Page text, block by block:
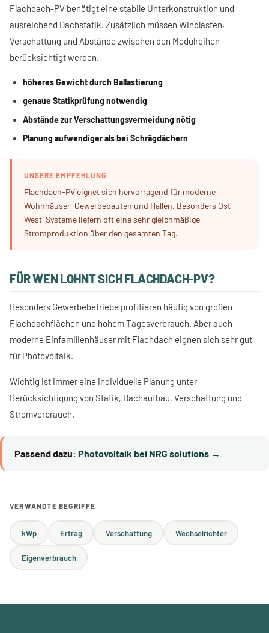
Flachdach-PV benötigt eine stabile Unterkonstruktion und
ausreichend Dachstatik. Zusätzlich müssen Windlasten,
Verschattung und Abstände zwischen den Modulreihen
berücksichtigt werden.
höheres Gewicht durch Ballastierung
genaue Statikprüfung notwendig
Abstände zur Verschattungsvermeidung nötig
Planung aufwendiger als bei Schrägdächern
UNSERE EMPFEHLUNG
Flachdach-PV eignet sich hervorragend für moderne
Wohnhäuser, Gewerbebauten und Hallen. Besonders Ost-
West-Systeme liefern oft eine sehr gleichmäßige
Stromproduktion über den gesamten Tag.
FÜR WEN LOHNT SICH FLACHDACH-PV?
Besonders Gewerbebetriebe profitieren häufig von großen
Flachdachflächen und hohem Tagesverbrauch. Aber auch
moderne Einfamilienhäuser mit Flachdach eignen sich sehr gut
für Photovoltaik.
Wichtig ist immer eine individuelle Planung unter
Berücksichtigung von Statik, Dachaufbau, Verschattung und
Stromverbrauch.
Passend dazu: Photovoltaik bei NRG solutions →
VERWANDTE BEGRIFFE
kWp Ertrag Verschattung Wechselrichter
Eigenverbrauch